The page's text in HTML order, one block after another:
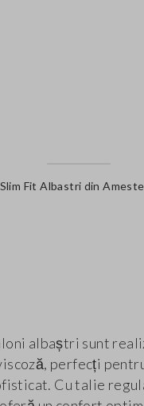
Fit Albastri din
albaștri sunt
perfecți
Cu talie